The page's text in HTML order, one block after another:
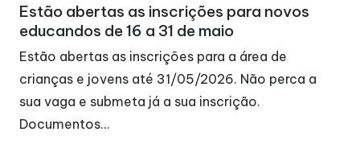
Estão abertas as inscrições para novos
educandos de 16 a 31 de maio
Estão abertas as inscrições para a área de
crianças e jovens até 31/05/2026. Não perca a
sua vaga e submeta já a sua inscrição.
Documentos…